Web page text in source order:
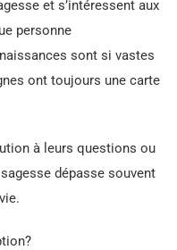
et s’intéressent aux
personne
sont si vastes
ont toujours une carte
à leurs questions ou
dépasse souvent